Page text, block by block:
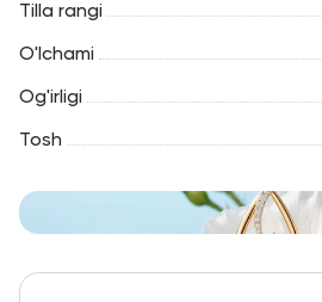
Tilla rangi
O'lchami
Og'irligi
Tosh